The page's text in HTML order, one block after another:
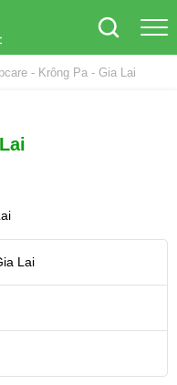
- Krông Pa - Gia Lai
Lai